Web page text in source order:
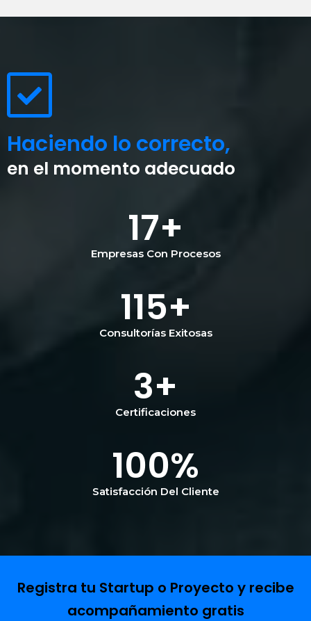
Haciendo lo correcto,
en el momento adecuado
17+
Empresas Con Procesos
115+
Consultorías Exitosas
3+
Certificaciones
100%
Satisfacción Del Cliente
Registra tu Startup o Proyecto y recibe
acompañamiento gratis